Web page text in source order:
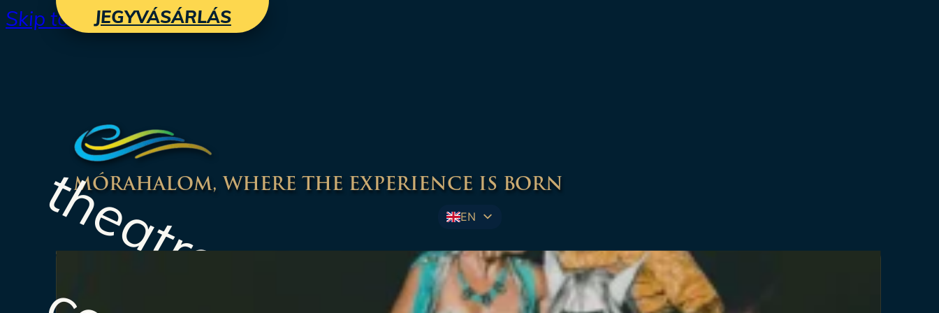
Skip to main content
JEGYVÁSÁRLÁS
MÓRAHALOM, WHERE THE EXPERIENCE IS BORN
EN
SR
theatre
Watch the performances of the summer season of the Patkó Equestrian and